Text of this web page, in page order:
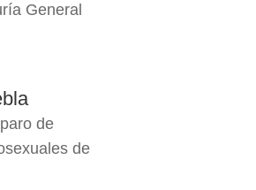
General
de
de